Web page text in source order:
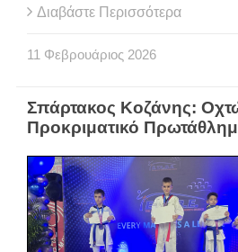
Διαβάστε Περισσότερα
11 Φεβρουάριος 2026
Σπάρτακος Κοζάνης:
Προκριματικό